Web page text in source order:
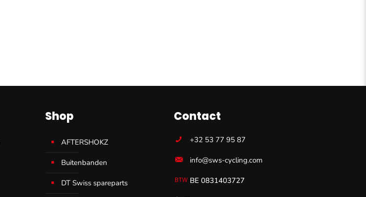
Shop
AFTERSHOKZ
Buitenbanden
DT Swiss spareparts
Contact
+32 53 77 95 87
info@sws-cycling.com
BE 0831403727